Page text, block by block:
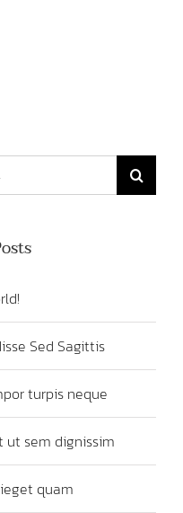
Sed Sagittis
turpis neque
ut sem dignissim
quam